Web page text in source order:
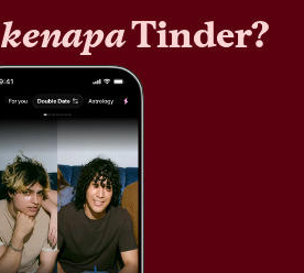
kenapaTinder?